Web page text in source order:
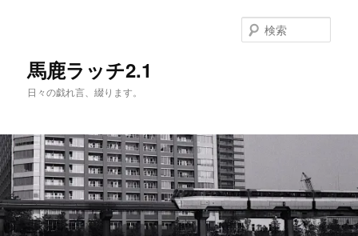
へ
移
動
馬鹿ラッチ2.1
日々の戯れ言、綴ります。
索